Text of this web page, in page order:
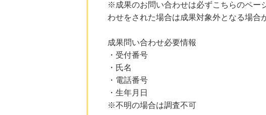
※成果のお問い合わせは必ずこちらのペー
わせをされた場合は成果対象外となる場合
成果問い合わせ必要情報
・受付番号
・氏名
・電話番号
・生年月日
※不明の場合は調査不可